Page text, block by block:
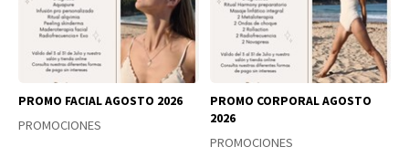
PROMO FACIAL AGOSTO 2026
PROMOCIONES
PROMO CORPORAL AGOSTO
2026
PROMOCIONES